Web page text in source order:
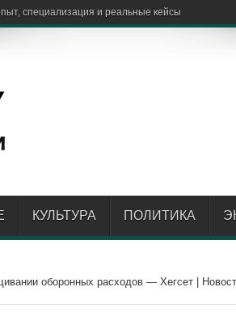
КУЛЬТУРА ПОЛИТИКА
оборонных расходов — Хегсет |